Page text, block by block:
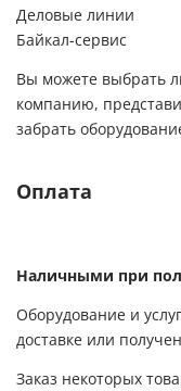
Деловые линии
Байкал-сервис
Вы можете выбрать
компанию,
забрать
Оплата
Наличными при
Оборудование и
доставке или
Заказ некоторых